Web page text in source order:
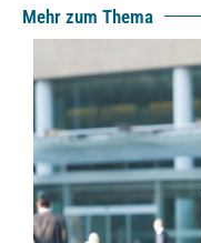
Mehr zum Thema